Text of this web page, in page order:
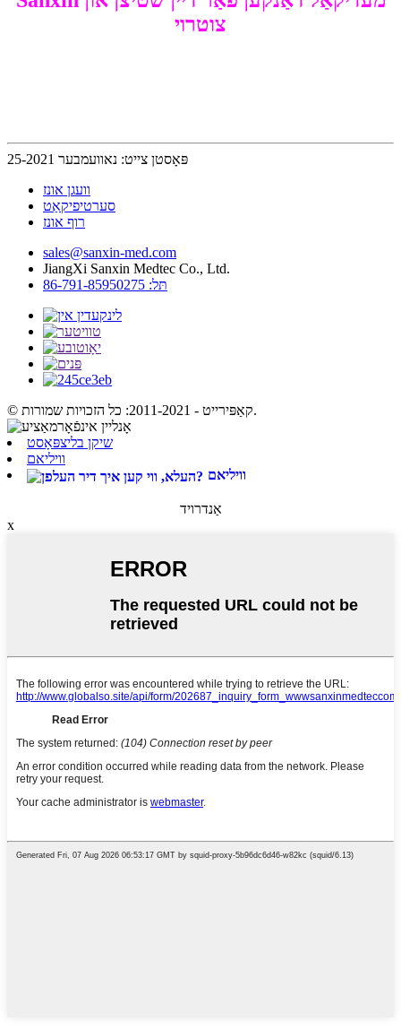
צוטרוי
פּאָסטן צייט: נאוועמבער 25-2021
וועגן אונז
סערטיפיקאַט
רוף אונז
sales@sanxin-med.com
JiangXi Sanxin Medtec Co., Ltd.
תּל: 86-791-85950275
© קאַפּירייט - 2011-2021: כל הזכויות שמורות.
שיקן בליצפּאָסט
וויליאם
וויליאם
אַנדרויד
x